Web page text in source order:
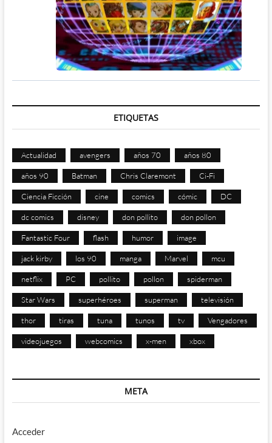
ETIQUETAS
Actualidad avengers años 70 años 80
años 90 Batman Chris Claremont Ci-Fi
Ciencia Ficción cine comics cómic DC
dc comics disney don pollito don pollon
Fantastic Four flash humor image
jack kirby los 90 manga Marvel mcu
netflix PC pollito pollon spiderman
Star Wars superhéroes superman televisión
thor tiras tuna tunos tv Vengadores
videojuegos webcomics x-men xbox
META
Acceder